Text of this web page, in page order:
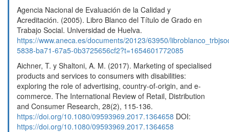
Agencia Nacional de Evaluación de la Calidad y
Acreditación. (2005). Libro Blanco del Título de Grado en
Trabajo Social. Universidad de Huelva.
https://www.aneca.es/documents/20123/63950/
5838-ba71-67a5-0b3725656cf2?t=1654601772085
Aichner, T. y Shaltoni, A. M. (2017). Marketing of specialised
products and services to consumers with disabilities:
exploring the role of advertising, country-of-origin, and e-
commerce. The International Review of Retail, Distribution
and Consumer Research, 28(2), 115-136.
https://doi.org/10.1080/09593969.2017.1364658 DOI:
https://doi.org/10.1080/09593969.2017.1364658